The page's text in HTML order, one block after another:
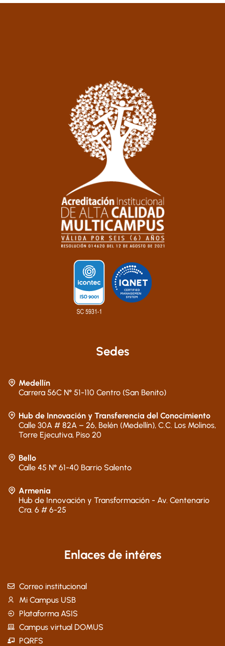
Sedes
Medellín
Carrera 56C N° 51-110 Centro (San Benito)
Hub de Innovación y Transferencia del Conocimiento
Calle 30A # 82A – 26, Belén (Medellín), C.C. Los Molinos,
Torre Ejecutiva, Piso 20
Bello
Calle 45 N° 61-40 Barrio Salento
Armenia
Hub de Innovación y Transformación - Av. Centenario
Cra. 6 # 6-25
Enlaces de intéres
Correo institucional
Mi Campus USB
Plataforma ASIS
Campus virtual DOMUS
PQRFS